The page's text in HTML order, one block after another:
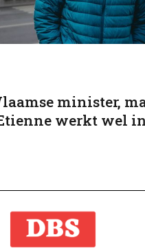
minister,
werkt wel